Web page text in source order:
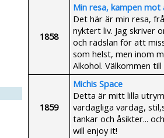
1858
Min resa, kampen mot
Det här är min resa,
nyktert liv. Jag skriver
och rädslan för att
som helst, men inom
Alkohol. Välkommen
1859
Michis Space
Detta är mitt lilla
vardagliga vardag,
tankar och åsikter...
will enjoy it!